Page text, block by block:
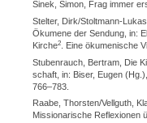
Sinek, Simon, Frag immer
Stelter, Dirk/‌Stoltmann-
Ökumene der Sendung, in:
Kirche2 . Eine ökumenische
Stubenrauch, Bertram, Die
schaft, in: Biser, Eugen
766–783.
Raabe, Thorsten/‌Vellguth,
Missionarische Reflexionen